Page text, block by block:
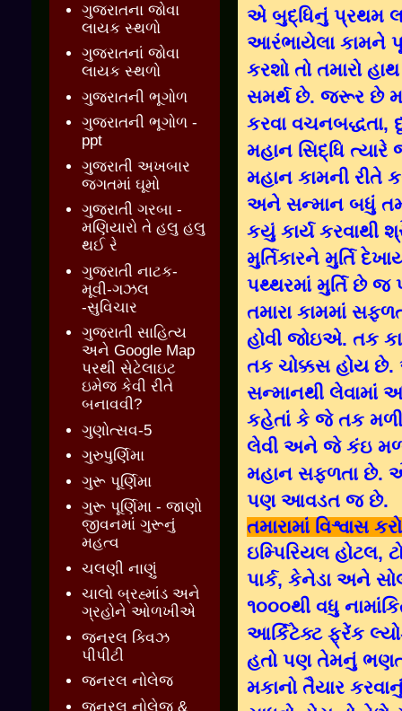
એ બુદ્ધિનું પ્રથમ
આરંભાયેલા કામને
કરશો તો તમારો
સમર્થ છે. જરૂર છે
કરવા વચનબદ્ધતા,
મહાન સિદ્ધિ
મહાન કામની રીતે
અને સન્માન બધું
કયું કાર્ય કરવાથી
મુર્તિકારને મુર્તિ
પથ્થરમાં મુર્તિ છે જ
તમારા કામમાં
હોવી જોઇએ. તક
તક ચોક્કસ હોય
સન્માનથી
કહેતાં કે જે તક મળી
લેવી અને જે કંઇ
મહાન સફળતા છે.
પણ આવડત જ છે.
તમારામાં વિશ્વાસ કરો
ઇમ્પિરિયલ હોટલ,
પાર્ક, કેનેડા અને
૧૦૦૦થી વધુ
આર્કિટેક્ટ ફ્રેંક
હતો પણ તેમનું
મકાનો તૈયાર
ગુજરાતના જોવા
લાયક સ્થળો
ગુજરાતનાં જોવા
લાયક સ્થળો
ગુજરાતની ભૂગોળ
ગુજરાતની ભૂગોળ -
ppt
ગુજરાતી અખબાર
જગતમાં ઘૂમો
ગુજરાતી ગરબા -
મણિયારો તે હલુ હલુ
થઈ રે
ગુજરાતી નાટક-
મૂવી-ગઝલ
-સુવિચાર
ગુજરાતી સાહિત્ય
અને Google Map
પરથી સેટેલાઇટ
ઇમેજ કેવી રીતે
બનાવવી?
ગુણોત્સવ-5
ગુરુપુર્ણિમા
ગુરૂ પૂર્ણિમા
ગુરૂ પૂર્ણિમા - જાણો
જીવનમાં ગુરૂનું
મહત્વ
ચલણી નાણું
ચાલો બ્રહ્માંડ અને
ગ્રહોને ઓળખીએ
જનરલ ક્વિઝ
પીપીટી
જનરલ નોલેજ
જનરલ નોલેજ &